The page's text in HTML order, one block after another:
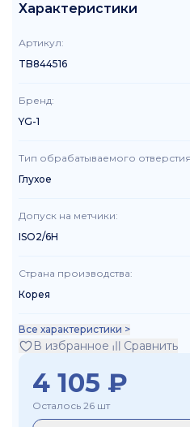
Характеристики
Артикул:
TB844516
Бренд:
YG-1
Тип обрабатываемого отверстия
Глухое
Допуск на метчики:
ISO2/6H
Страна производства:
Корея
Все характеристики >
В избранное Сравнить
4 105 ₽
Осталось 26 шт